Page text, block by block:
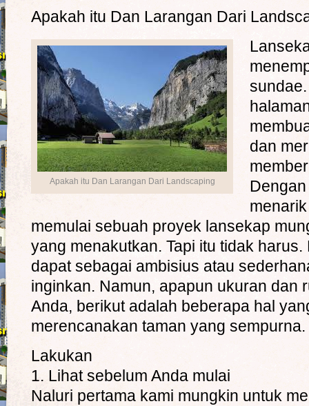
Apakah itu Dan Larangan Dari
Apakah itu Dan Larangan Dari Landscaping
dan
memulai sebuah proyek lansekap
yang menakutkan. Tapi itu tidak
dapat sebagai ambisius atau
inginkan. Namun, apapun ukuran dan
Anda, berikut adalah beberapa hal
merencanakan taman yang sempurna.
Lakukan
1. Lihat sebelum Anda mulai
Naluri pertama kami mungkin untuk